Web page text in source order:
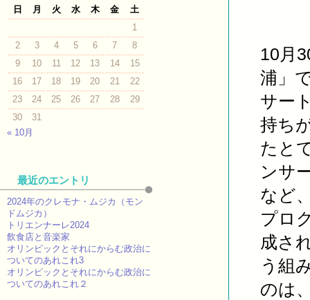
10月
浦」
サー
持ち
たと
ンサ
など
プロ
成さ
う組
のは
日
月 火 水 木 金
土
1
2
3 4 5 6 7
8
9
10 11 12 13 14
15
16
17 18 19 20 21
22
23
24 25 26 27 28
29
30
31
« 10月
最近のエントリ
2024年のクレモナ・ムジカ（モン
ドムジカ）
トリエンナーレ2024
飲食店と音楽家
オリンピックとそれにからむ政治に
ついてのあれこれ3
オリンピックとそれにからむ政治に
ついてのあれこれ２